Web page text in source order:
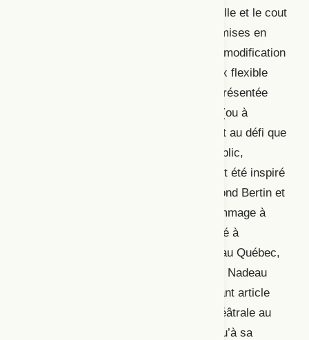
entre autres, par la grande offre culturelle et le cout
élevé des billets. Parmi les stratégies mises en
place pour attirer plus de gens, dont la modification
des horaires de représentation et le prix flexible
des billets, la médiation culturelle est présentée
par l’auteur comme une option valable (ou à
privilégier), particulièrement par rapport au défi que
représente l’attraction d’un nouveau public,
notamment les jeunes. Le dossier ayant été inspiré
travail de Monique Rioux, Raymond Bertin et
Annie Gascon signent un article en hommage à
celle-ci, car elle a grandement contribué à
l’introduction de la médiation théâtrale au Québec,
Anne Nadeau
présente ensuite un bref, quoiqu’éclairant article
résumant l’évolution de la médiation théâtrale au
Québec depuis ses balbutiements jusqu’à sa